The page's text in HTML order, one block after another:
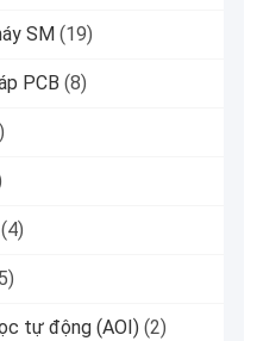
SM (19)
PCB (8)
(4)
tự động (AOI) (2)